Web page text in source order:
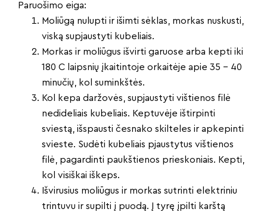
Paruošimo eiga:
Moliūgą nulupti ir išimti sėklas, morkas nuskusti,
viską supjaustyti kubeliais.
Morkas ir moliūgus išvirti garuose arba kepti iki
180 C laipsnių įkaitintoje orkaitėje apie 35 – 40
minučių, kol suminkštės.
Kol kepa daržovės, supjaustyti vištienos filė
nedideliais kubeliais. Keptuvėje ištirpinti
sviestą, išspausti česnako skilteles ir apkepinti
svieste. Sudėti kubeliais pjaustytus vištienos
filė, pagardinti paukštienos prieskoniais. Kepti,
kol visiškai iškeps.
Išvirusius moliūgus ir morkas sutrinti elektriniu
trintuvu ir supilti į puodą. Į tyrę įpilti karštą